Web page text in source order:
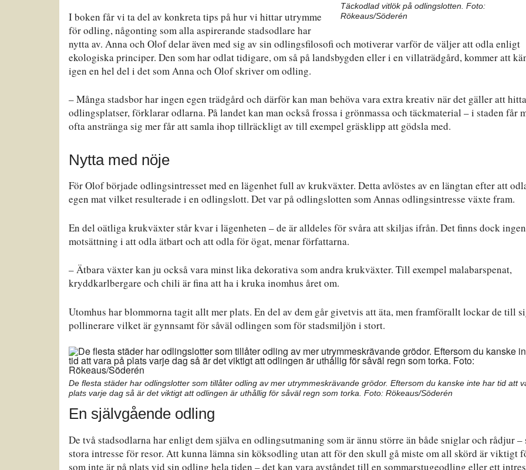
Täckodlad vitlök på odlingslotten. Foto:
Rökeaus/Söderén
I boken får vi ta del av konkreta tips på hur vi hittar utrymme
för odling, någonting som alla aspirerande stadsodlare har
nytta av. Anna och Olof delar även med sig av sin odlingsfilosofi och motiverar varför de väljer att odla enligt
ekologiska principer. Den som har odlat tidigare, om så på landsbygden eller i en villaträdgård, kommer att
igen en hel del i det som Anna och Olof skriver om odling.
– Många stadsbor har ingen egen trädgård och därför kan man behöva vara extra kreativ när det gäller att hitta
odlingsplatser, förklarar odlarna. På landet kan man också frossa i grönmassa och täckmaterial – i staden får
ofta anstränga sig mer får att samla ihop tillräckligt av till exempel gräsklipp att gödsla med.
Nytta med nöje
För Olof började odlingsintresset med en lägenhet full av krukväxter. Detta avlöstes av en längtan efter att
egen mat vilket resulterade i en odlingslott. Det var på odlingslotten som Annas odlingsintresse växte fram.
En del oätliga krukväxter står kvar i lägenheten – de är alldeles för svåra att skiljas ifrån. Det finns dock ingen
motsättning i att odla ätbart och att odla för ögat, menar författarna.
– Ätbara växter kan ju också vara minst lika dekorativa som andra krukväxter. Till exempel malabarspenat,
kryddkarlbergare och chili är fina att ha i kruka inomhus året om.
Utomhus har blommorna tagit allt mer plats. En del av dem går givetvis att äta, men framförallt lockar de till
pollinerare vilket är gynnsamt för såväl odlingen som för stadsmiljön i stort.
De flesta städer har odlingslotter som tillåter odling av mer utrymmeskrävande grödor. Eftersom du kanske inte har tid att
plats varje dag så är det viktigt att odlingen är uthållig för såväl regn som torka. Foto: Rökeaus/Söderén
En självgående odling
De två stadsodlarna har enligt dem själva en odlingsutmaning som är ännu större än både sniglar och rådjur –
stora intresse för resor. Att kunna lämna sin köksodling utan att för den skull gå miste om all skörd är viktigt
som inte är på plats vid sin odling hela tiden – det kan vara avståndet till en sommarstugeodling eller ett